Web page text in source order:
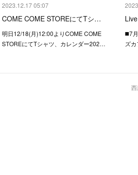
2023.12.17 05:07
COME COME STOREにてTシ…
明日12/18(月)12:00よりCOME COME
STOREにてTシャツ、カレンダー202…
◼️7
ズ